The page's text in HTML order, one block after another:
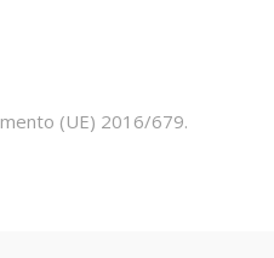
(UE) 2016/679.